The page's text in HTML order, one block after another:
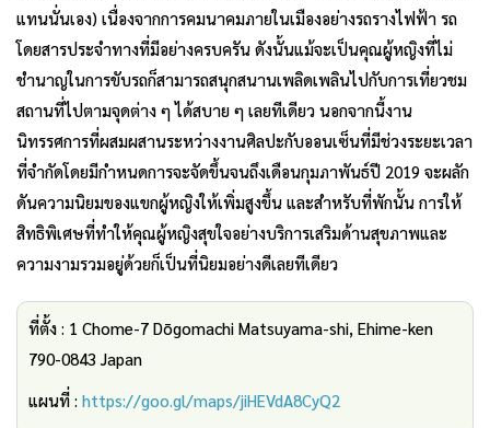
แทนนั่นเอง) เนื่องจากการคมนาคมภายในเมืองอย่างรถรางไฟฟ้า รถ
โดยสารประจำทางที่มีอย่างครบครัน ดังนั้นแม้จะเป็นคุณผู้หญิงที่ไม่
ชำนาญในการขับรถก็สามารถสนุกสนานเพลิดเพลินไปกับการเที่ยวชม
สถานที่ไปตามจุดต่าง ๆ ได้สบาย ๆ เลยทีเดียว นอกจากนี้งาน
นิทรรศการที่ผสมผสานระหว่างงานศิลปะกับออนเซ็นที่มีช่วงระยะเวลา
ที่จำกัดโดยมีกำหนดการจะจัดขึ้นจนถึงเดือนกุมภาพันธ์ปี 2019 จะผลัก
ดันความนิยมของแขกผู้หญิงให้เพิ่มสูงขึ้น และสำหรับที่พักนั้น การให้
สิทธิพิเศษที่ทำให้คุณผู้หญิงสุขใจอย่างบริการเสริมด้านสุขภาพและ
ความงามรวมอยู่ด้วยก็เป็นที่นิยมอย่างดีเลยทีเดียว
ที่ตั้ง : 1 Chome-7 Dōgomachi Matsuyama-shi, Ehime-ken
790-0843 Japan
แผนที่ : https://goo.gl/maps/jiHEVdA8CyQ2